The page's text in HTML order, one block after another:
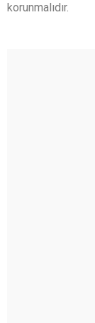
korunmalıdır.